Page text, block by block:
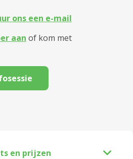
ons een e-mail
aan of kom met
en prijzen